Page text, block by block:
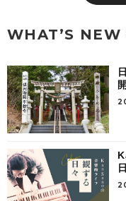
WHAT’S NEW